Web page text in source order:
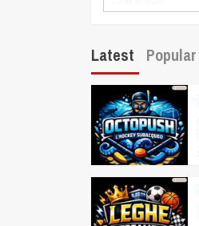
Latest Popular